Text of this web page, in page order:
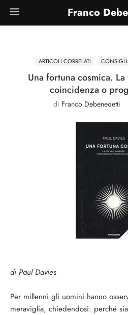
Franco
ARTICOLI CORRELATI
Una fortuna cosmica.
coincidenza o
di Franco Debenedetti
di Paul Davies
Per millenni gli uomini hanno
meraviglia, chiedendosi: perché